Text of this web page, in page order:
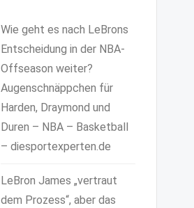
Wie geht es nach LeBrons
Entscheidung in der NBA-
Offseason weiter?
Augenschnäppchen für
Harden, Draymond und
Duren – NBA – Basketball
– diesportexperten.de
LeBron James „vertraut
dem Prozess“, aber das